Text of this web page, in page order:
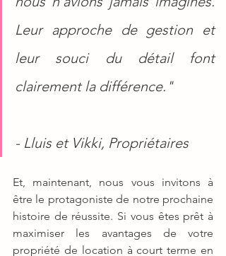
Leur approche de gestion et
leur souci du détail font
clairement la différence."
- Lluis et Vikki, Propriétaires
Et, maintenant, nous vous invitons à
être le protagoniste de notre prochaine
histoire de réussite. Si vous êtes prêt à
maximiser les avantages de votre
propriété de location à court terme en